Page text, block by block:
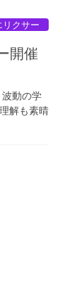
クサー
開催
動の学
解も素晴